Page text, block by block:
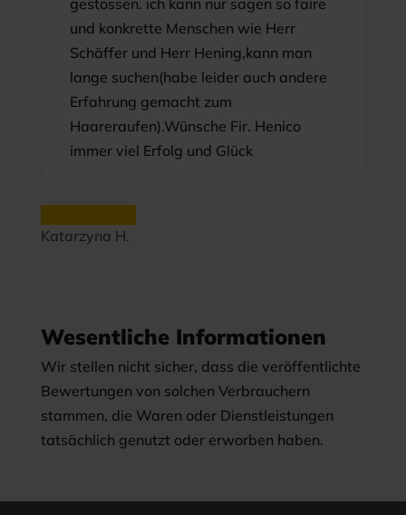
und konkrette Menschen wie Herr
Schäffer und Herr Hening,kann man
lange suchen(habe leider auch andere
Erfahrung gemacht zum
Haareraufen).Wünsche Fir. Henico
immer viel Erfolg und Glück
Katarzyna H.
Wesentliche Informationen
Wir stellen nicht sicher, dass die veröffentlichte
Bewertungen von solchen Verbrauchern
stammen, die Waren oder Dienstleistungen
tatsächlich genutzt oder erworben haben.